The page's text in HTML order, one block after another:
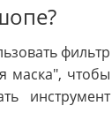
фильтр
маска", чтобы
инструмент